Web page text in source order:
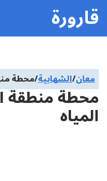
قارورة
معان/الشهابية/محطة
محطة منطقة
المياه